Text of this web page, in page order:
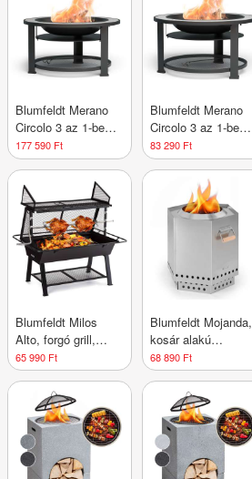
Blumfeldt Merano
Circolo 3 az 1-ben,
tűzrakóhely grill
funkcióval,
asztalként, 87 cm-
es átmérő
177 590 Ft
Blumfeldt Merano
Circolo 3 az 1-ben,
tűzrakóhely grill
funkcióval,
használható
asztalként, 87 cm-
es átmérő
83 290 Ft
Blumfeldt Milos
Alto, forgó grill,
tűzálló
acélszerkezet, fa
rekesz
65 990 Ft
Blumfeldt Mojanda,
kosár alakú
tűzrakóhely,
füstmentes, stabil,
piszkavas, esővédő
68 890 Ft